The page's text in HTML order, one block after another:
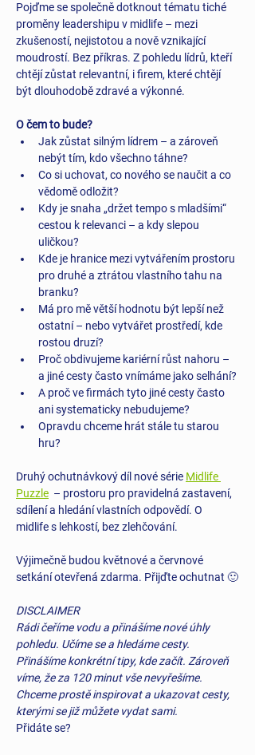
Pojďme se společně dotknout tématu tiché
proměny leadershipu v midlife – mezi
zkušeností, nejistotou a nově vznikající
moudrostí. Bez příkras. Z pohledu lídrů, kteří
chtějí zůstat relevantní, i firem, které chtějí
být dlouhodobě zdravé a výkonné.
O čem to bude?
Jak zůstat silným lídrem – a zároveň
nebýt tím, kdo všechno táhne?
Co si uchovat, co nového se naučit a co
vědomě odložit?
Kdy je snaha „držet tempo s mladšími“
cestou k relevanci – a kdy slepou
uličkou?
Kde je hranice mezi vytvářením prostoru
pro druhé a ztrátou vlastního tahu na
branku?
Má pro mě větší hodnotu být lepší než
ostatní – nebo vytvářet prostředí, kde
rostou druzí?
Proč obdivujeme kariérní růst nahoru –
a jiné cesty často vnímáme jako selhání?
A proč ve firmách tyto jiné cesty často
ani systematicky nebudujeme?
Opravdu chceme hrát stále tu starou
hru?
Druhý ochutnávkový díl nové série Midlife
Puzzle
  – prostoru pro pravidelná zastavení,
sdílení a hledání vlastních odpovědí. O
midlife s lehkostí, bez zlehčování.
Výjimečně budou květnové a červnové
setkání otevřená zdarma. Přijďte ochutnat 🙂
DISCLAIMER
Rádi čeříme vodu a přinášíme nové úhly
pohledu. Učíme se a hledáme cesty.
Přinášíme konkrétní tipy, kde začít. Zároveň
víme, že za 120 minut vše nevyřešíme.
Chceme prostě inspirovat a ukazovat cesty,
kterými se již můžete vydat sami.
Přidáte se?